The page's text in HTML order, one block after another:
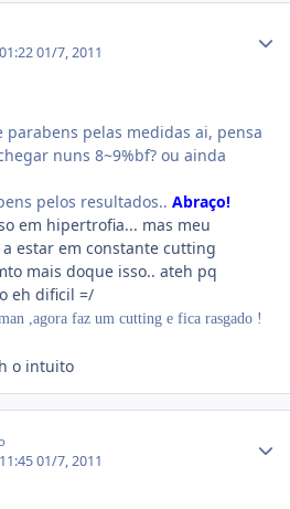
01/7, 2011
parabens pelas medidas ai, pensa
nuns 8~9%bf? ou ainda
pelos resultados.. Abraço!
em hipertrofia... mas meu
estar em constante cutting
mais doque isso.. ateh pq
eh dificil =/
,agora faz um cutting e fica rasgado !
o intuito
01/7, 2011